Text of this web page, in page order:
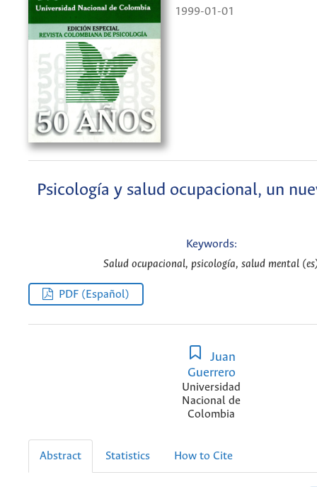
1999-01-01
Psicología y salud ocupacional, un
Keywords:
Salud ocupacional, psicología, salud mental
PDF (Español)
Juan
Guerrero
Universidad
Nacional de
Colombia
Abstract Statistics How to Cite